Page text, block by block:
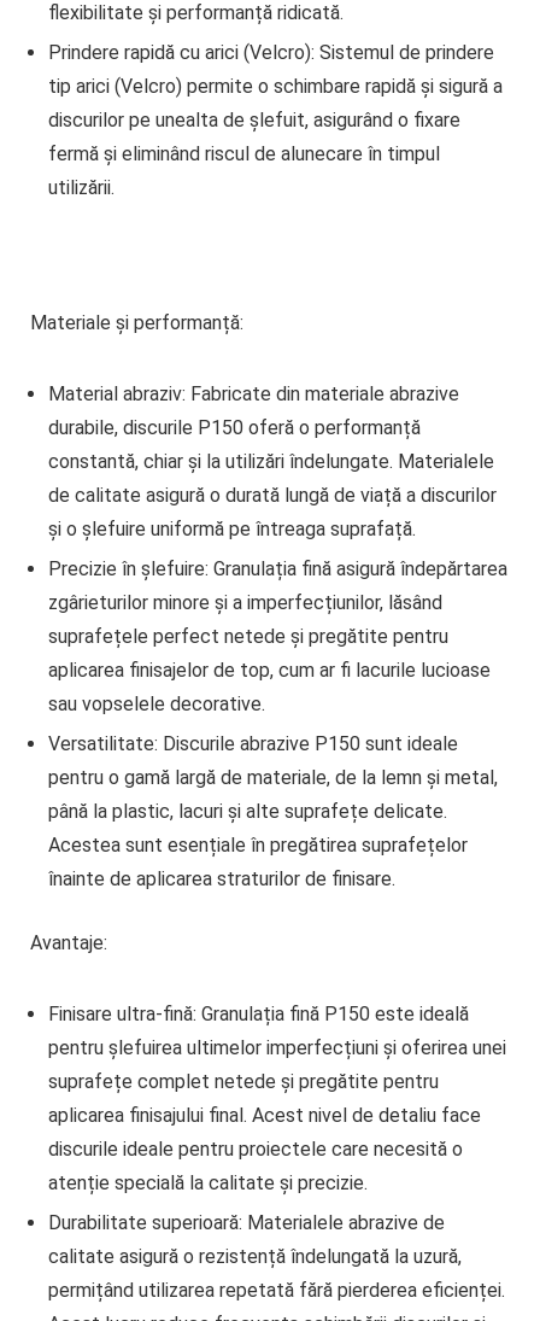
flexibilitate și performanță ridicată.
Prindere rapidă cu arici (Velcro): Sistemul de prindere
tip arici (Velcro) permite o schimbare rapidă și sigură a
discurilor pe unealta de șlefuit, asigurând o fixare
fermă și eliminând riscul de alunecare în timpul
utilizării.
Materiale și performanță:
Material abraziv: Fabricate din materiale abrazive
durabile, discurile P150 oferă o performanță
constantă, chiar și la utilizări îndelungate. Materialele
de calitate asigură o durată lungă de viață a discurilor
și o șlefuire uniformă pe întreaga suprafață.
Precizie în șlefuire: Granulația fină asigură îndepărtarea
zgârieturilor minore și a imperfecțiunilor, lăsând
suprafețele perfect netede și pregătite pentru
aplicarea finisajelor de top, cum ar fi lacurile lucioase
sau vopselele decorative.
Versatilitate: Discurile abrazive P150 sunt ideale
pentru o gamă largă de materiale, de la lemn și metal,
până la plastic, lacuri și alte suprafețe delicate.
Acestea sunt esențiale în pregătirea suprafețelor
înainte de aplicarea straturilor de finisare.
Avantaje:
Finisare ultra-fină: Granulația fină P150 este ideală
pentru șlefuirea ultimelor imperfecțiuni și oferirea unei
suprafețe complet netede și pregătite pentru
aplicarea finisajului final. Acest nivel de detaliu face
discurile ideale pentru proiectele care necesită o
atenție specială la calitate și precizie.
Durabilitate superioară: Materialele abrazive de
calitate asigură o rezistență îndelungată la uzură,
permițând utilizarea repetată fără pierderea eficienței.